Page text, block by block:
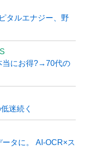
タルエナジー、野
当にお得?→70代の
迷続く
タに。 AI-OCR×ス